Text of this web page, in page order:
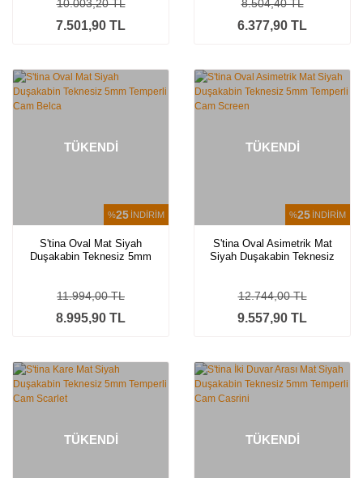
7.501,90 TL
10.003,20 TL
6.377,90 TL
8.504,40 TL
%25 İNDİRİM
TÜKENDİ
S'tina Oval Mat Siyah
Duşakabin Teknesiz 5mm
8.995,90 TL
11.994,00 TL
%25 İNDİRİM
TÜKENDİ
S'tina Oval Asimetrik Mat
Siyah Duşakabin Teknesiz
9.557,90 TL
12.744,00 TL
TÜKENDİ TÜKENDİ